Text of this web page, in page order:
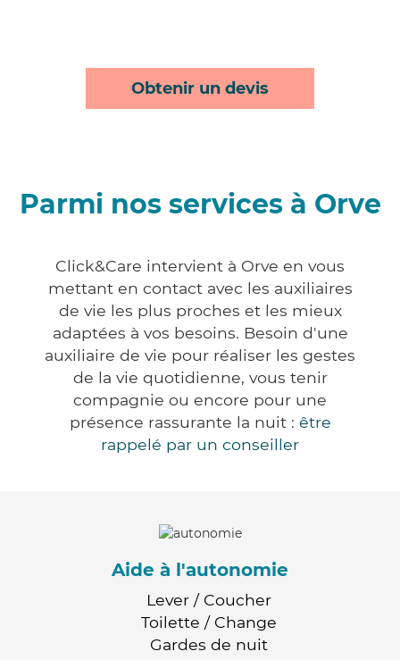
Obtenir un devis
Parmi nos services à Orve
Click&Care intervient à Orve en vous
mettant en contact avec les auxiliaires
de vie les plus proches et les mieux
adaptées à vos besoins. Besoin d'une
auxiliaire de vie pour réaliser les gestes
de la vie quotidienne, vous tenir
compagnie ou encore pour une
présence rassurante la nuit : être
rappelé par un conseiller
Aide à l'autonomie
Lever / Coucher
Toilette / Change
Gardes de nuit